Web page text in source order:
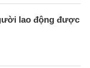
lao động được